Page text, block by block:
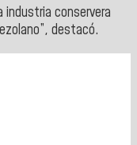
conservera
destacó.